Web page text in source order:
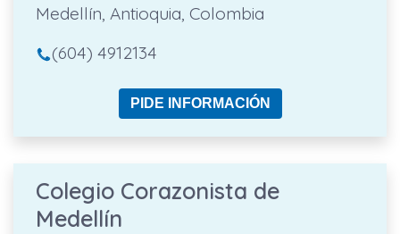
Medellín, Antioquia, Colombia
(604) 4912134
PIDE INFORMACIÓN
Colegio Corazonista de
Medellín